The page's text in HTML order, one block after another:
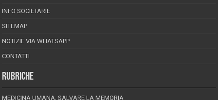
INFO SOCIETARIE
SITEMAP
NOTIZIE VIA WHATSAPP
CONTATTI
RUBRICHE
MEDICINA UMANA, SALVARE LA MEMORIA